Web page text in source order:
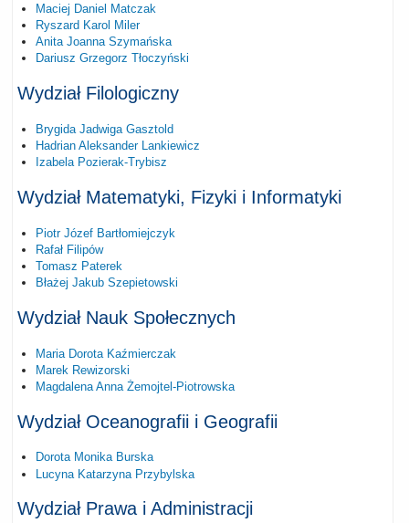
Maciej Daniel Matczak
Ryszard Karol Miler
Anita Joanna Szymańska
Dariusz Grzegorz Tłoczyński
Wydział Filologiczny
Brygida Jadwiga Gasztold
Hadrian Aleksander Lankiewicz
Izabela Pozierak-Trybisz
Wydział Matematyki, Fizyki i Informatyki
Piotr Józef Bartłomiejczyk
Rafał Filipów
Tomasz Paterek
Błażej Jakub Szepietowski
Wydział Nauk Społecznych
Maria Dorota Kaźmierczak
Marek Rewizorski
Magdalena Anna Żemojtel-Piotrowska
Wydział Oceanografii i Geografii
Dorota Monika Burska
Lucyna Katarzyna Przybylska
Wydział Prawa i Administracji